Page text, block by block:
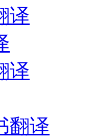
译
译
翻译